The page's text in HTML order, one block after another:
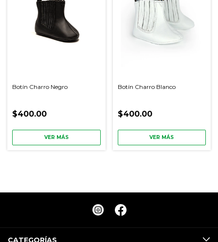
Botín Charro Negro
$400.00
VER MÁS
Botín Charro Blanco
$400.00
VER MÁS
CATEGORÍAS